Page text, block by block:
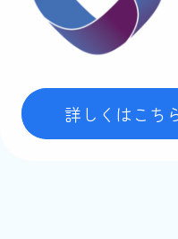
詳しくはこち